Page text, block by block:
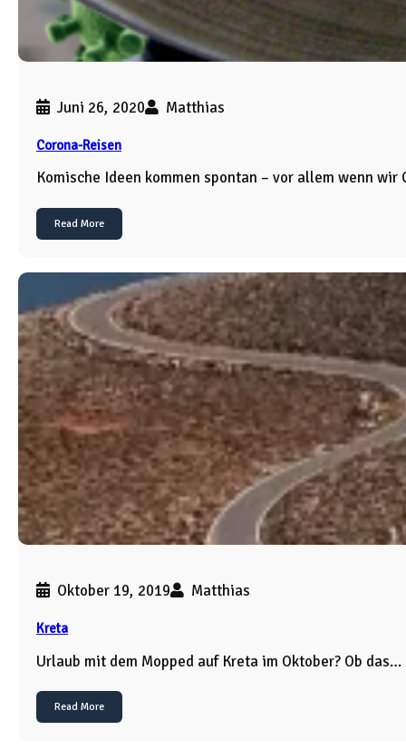
Juni 26, 2020 Matthias
Corona-Reisen
Komische Ideen kommen spontan – vor allem wenn
Read More
Oktober 19, 2019 Matthias
Kreta
Urlaub mit dem Mopped auf Kreta im Oktober? Ob das…
Read More